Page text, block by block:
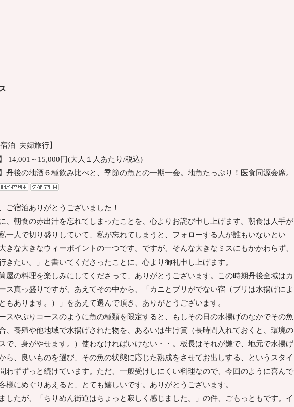
泊 夫婦旅行】
14,001～15,000円(大人１人あたり/税込)
丹後の地酒６種飲み比べと、季節の魚との一期一会。地魚たっぷり！医食同源会席。
ご宿泊ありがとうございました！
、朝食の赤出汁を忘れてしまったことを、心よりお詫び申し上げます。朝食は人手が
一人で切り盛りしていて、私が忘れてしまうと、フォローする人が誰もいないとい
きな大きなウィーポイントの一つです。ですが、そんな大きなミスにもかかわらず、
きたい。」と書いてくださったことに、心より御礼申し上げます。
屋の料理を楽しみにしてくださって、ありがとうございます。この時期丹後全域はカ
ス真っ盛りですが、あえてその中から、「カニとブリがでない宿（ブリは水揚げによ
もあります。）」をあえて選んで頂き、ありがとうございます。
スやぶりコースのように魚の種類を限定すると、もしその日の水揚げのなかでその魚
、養殖や他地域で水揚げされた物を、あるいは生け簀（長時間入れておくと、環境の
で、身がやせます。）使わなければいけない・・。板長はそれが嫌で、地元で水揚げ
ら、良いものを選び、その魚の状態に応じた熟成をさせてお出しする、というスタイ
わずずっと続けています。ただ、一般受けしにくい料理なので、今回のように喜んで
様にめぐりあえると、とても嬉しいです。ありがとうございます。
したが、「ちりめん街道はちょっと寂しく感じました。」の件、ごもっともです。イ